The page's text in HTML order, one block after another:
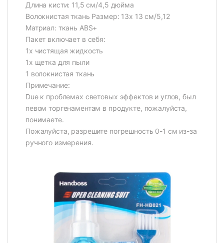
Длина кисти: 11,5 см/4,5 дюйма
Волокнистая ткань Размер: 13x 13 см/5,12
Матриал: ткань ABS+
Пакет включает в себя:
1x чистящая жидкость
1x щетка для пыли
1 волокнистая ткань
Примечание:
Due к проблемах световых эффектов и углов, был
певом торгенаментам в продукте, пожалуйста,
понимаете.
Пожалуйста, разрешите погрешность 0-1 см из-за
ручного измерения.